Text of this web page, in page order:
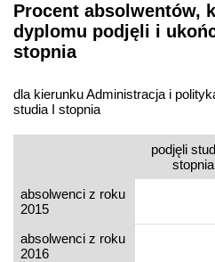
Procent absolwentów,
dyplomu podjęli i
stopnia
dla kierunku Administracja i
studia I stopnia
podjęli
stopnia
absolwenci z roku
2015
absolwenci z roku
2016